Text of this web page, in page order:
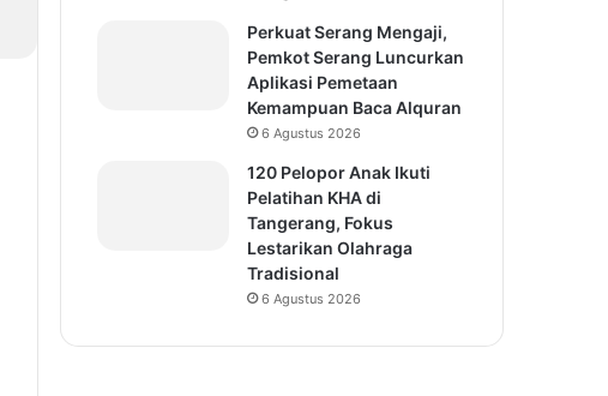
Perkuat Serang Mengaji,
Pemkot Serang Luncurkan
Aplikasi Pemetaan
Kemampuan Baca Alquran
6 Agustus 2026
120 Pelopor Anak Ikuti
Pelatihan KHA di
Tangerang, Fokus
Lestarikan Olahraga
Tradisional
6 Agustus 2026